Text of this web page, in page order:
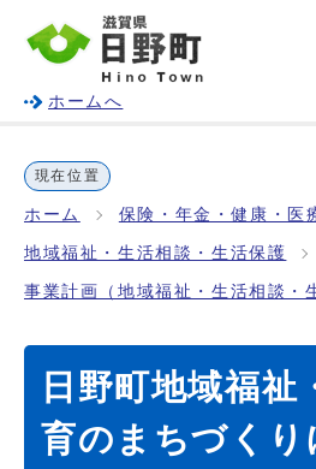
ホームへ
現在位置
ホーム 保険・年金・健康・医
地域福祉・生活相談・生活保護
事業計画（地域福祉・生活相談・
日野町地域福祉
育のまちづくり